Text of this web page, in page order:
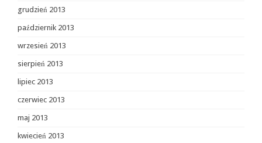
grudzień 2013
październik 2013
wrzesień 2013
sierpień 2013
lipiec 2013
czerwiec 2013
maj 2013
kwiecień 2013